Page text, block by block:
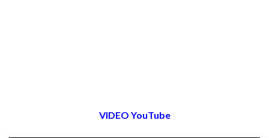
VIDEO YouTube